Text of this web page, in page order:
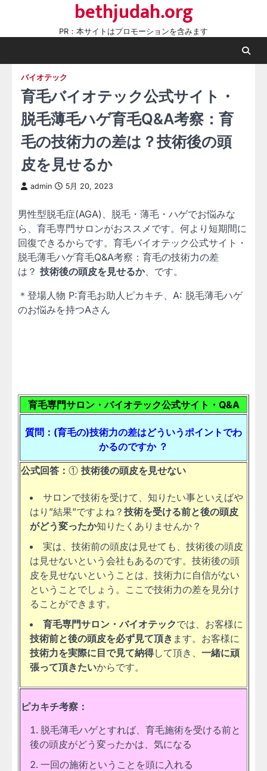
content
bethjudah.org
PR：本サイトはプロモーションを含みます
バイオテック
育毛バイオテック公式サイト・
脱毛薄毛ハゲ育毛Q&A考察：育
毛の技術力の差は？技術後の頭
皮を見せるか
admin 5月 20, 2023
男性型脱毛症(AGA)、脱毛・薄毛・ハゲでお悩みな
ら、育毛専門サロンがおススメです。何より短期間に
回復できるからです。育毛バイオテック公式サイト・
脱毛薄毛ハゲ育毛Q&A考察：育毛の技術力の差
は？ 技術後の頭皮を見せるか、です。
＊登場人物 P:育毛お助人ピカキチ、A: 脱毛薄毛ハゲ
のお悩みを持つAさん
育毛専門サロン・バイオテック公式サイト・Q&A
質問：(育毛の)技術力の差はどういうポイントでわ
かるのですか ？
公式回答： ① 技術後の頭皮を見せない
サロンで技術を受けて、知りたい事といえばや
はり”結果”ですよね？ 技術を受ける前と後の頭皮
がどう変ったか知りたくありませんか？
実は、技術前の頭皮は見せても、技術後の頭皮
は見せないという会社もあるのです。技術後の頭
皮を見せないということは、技術力に自信がない
ということでしょう。ここで技術力の差を見分け
ることができます。
育毛専門サロン・バイオテックでは、お客様に
技術前と後の頭皮を必ず見て頂き ます。お客様に
技術力を実際に目で見て納得して頂き、 一緒に頑
張って頂きたいからです。
ピカキチ考察：
脱毛薄毛ハゲとすれば、育毛施術を受ける前と
後の頭皮がどう変ったかは、気になる
一回の施術ということを頭に入れる